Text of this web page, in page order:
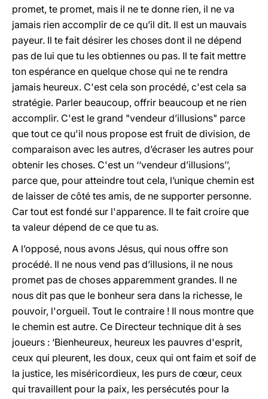
promet, te promet, mais il ne te donne rien, il ne va
jamais rien accomplir de ce qu’il dit. Il est un mauvais
payeur. Il te fait désirer les choses dont il ne dépend
pas de lui que tu les obtiennes ou pas. Il te fait mettre
ton espérance en quelque chose qui ne te rendra
jamais heureux. C'est cela son procédé, c'est cela sa
stratégie. Parler beaucoup, offrir beaucoup et ne rien
accomplir. C'est le grand "vendeur d’illusions" parce
que tout ce qu'il nous propose est fruit de division, de
comparaison avec les autres, d’écraser les autres pour
obtenir les choses. C'est un ‘‘vendeur d’illusions’’,
parce que, pour atteindre tout cela, l’unique chemin est
de laisser de côté tes amis, de ne supporter personne.
Car tout est fondé sur l'apparence. Il te fait croire que
ta valeur dépend de ce que tu as.
A l’opposé, nous avons Jésus, qui nous offre son
procédé. Il ne nous vend pas d’illusions, il ne nous
promet pas de choses apparemment grandes. Il ne
nous dit pas que le bonheur sera dans la richesse, le
pouvoir, l'orgueil. Tout le contraire ! Il nous montre que
le chemin est autre. Ce Directeur technique dit à ses
joueurs : ‘Bienheureux, heureux les pauvres d'esprit,
ceux qui pleurent, les doux, ceux qui ont faim et soif de
la justice, les miséricordieux, les purs de cœur, ceux
qui travaillent pour la paix, les persécutés pour la